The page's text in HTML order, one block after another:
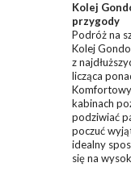
Kolej
przygody
Podróż na
Kolej
z
licząca
kabinach
podziwiać
poczuć
idealny
się na